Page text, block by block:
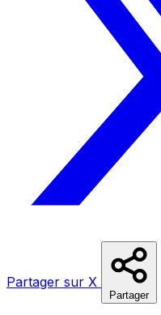
Partager sur X
Partager